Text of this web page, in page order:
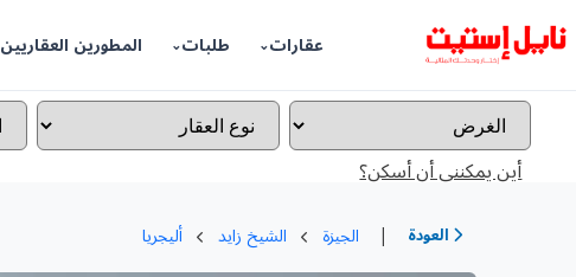
عقارات طلبات المطورين العقاريين
أين يمكننى أن أسكن؟
العودة | الجيزة الشيخ زايد أليجريا